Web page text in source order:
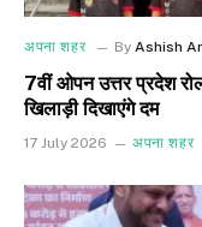
अपना शहर By Ashish
7वीं ओपन उत्तर प्रदेश
खिलाड़ी दिखाएंगे दम
17 July 2026 अपना शहर